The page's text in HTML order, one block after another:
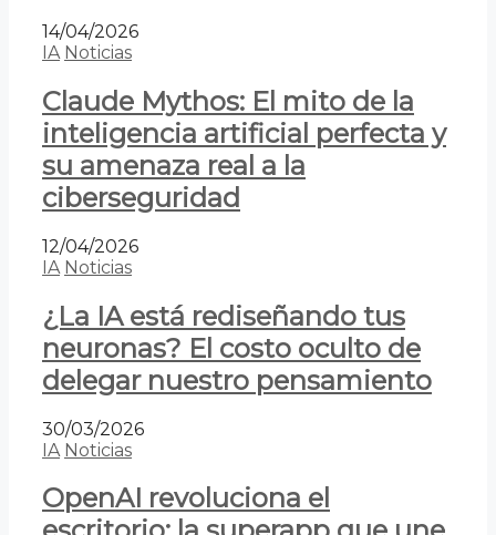
14/04/2026
IA Noticias
Claude Mythos: El mito de la
inteligencia artificial perfecta y
su amenaza real a la
ciberseguridad
12/04/2026
IA Noticias
¿La IA está rediseñando tus
neuronas? El costo oculto de
delegar nuestro pensamiento
30/03/2026
IA Noticias
OpenAI revoluciona el